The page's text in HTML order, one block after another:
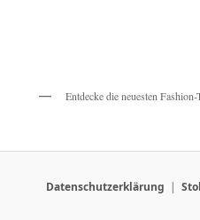
Entdecke die neuesten
Datenschutzerklärung